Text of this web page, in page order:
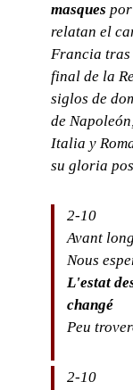
masques por
relatan el
Francia tras
final de la
siglos de
de
Italia y
su gloria
2-10
Avant
Nous
L'estat
changé
Peu
2-10